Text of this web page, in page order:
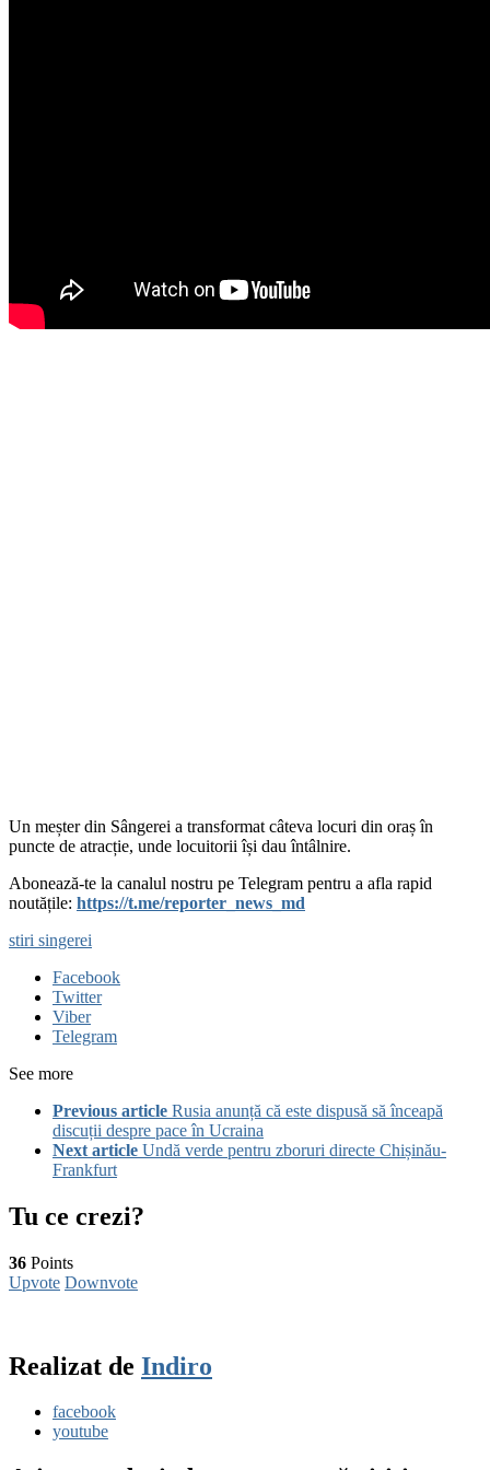
Un meșter din Sângerei a transformat câteva locuri din oraș în
puncte de atracție, unde locuitorii își dau întâlnire.
Abonează-te la canalul nostru pe Telegram pentru a afla rapid
noutățile: https://t.me/reporter_news_md
stiri singerei
Facebook
Twitter
Viber
Telegram
See more
Previous article Rusia anunță că este dispusă să înceapă
discuții despre pace în Ucraina
Next article Undă verde pentru zboruri directe Chișinău-
Frankfurt
Tu ce crezi?
36 Points
Upvote Downvote
Realizat de Indiro
facebook
youtube